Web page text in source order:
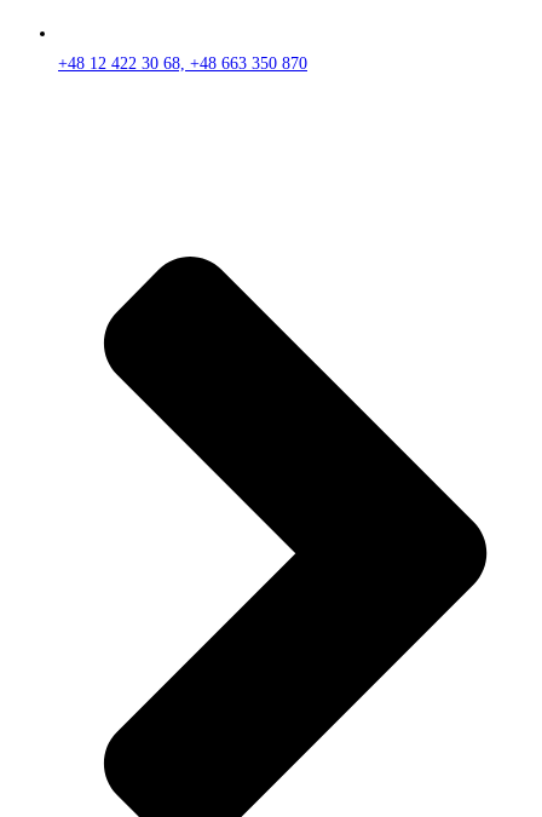
+48 12 422 30 68, +48 663 350 870